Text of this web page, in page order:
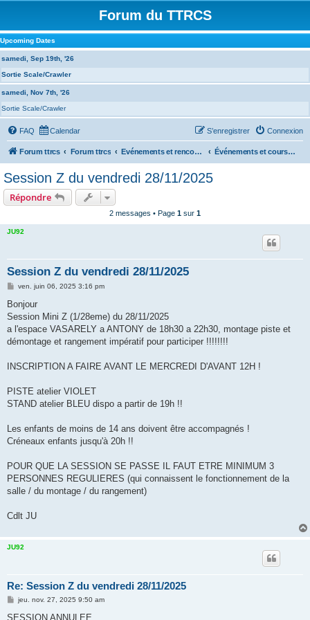
Forum du TTRCS
Upcoming Dates
samedi, Sep 19th, '26
Sortie Scale/Crawler
samedi, Nov 7th, '26
Sortie Scale/Crawler
FAQ Calendar Connexion
S’enregistrer
Forum ttrcs Forum ttrcs Evénements et rencontres Événements et courses à VASARELY
Session Z du vendredi 28/11/2025
Répondre
2 messages • Page 1 sur 1
JU92
Session Z du vendredi 28/11/2025
M
s
a
g
ven. juin 06, 2025 3:16 pm
Bonjour
Session Mini Z (1/28eme) du 28/11/2025
a l'espace VASARELY a ANTONY de 18h30 a 22h30, montage piste et
démontage et rangement impératif pour participer !!!!!!!!
INSCRIPTION A FAIRE AVANT LE MERCREDI D'AVANT 12H !
PISTE atelier VIOLET
STAND atelier BLEU dispo a partir de 19h !!
Les enfants de moins de 14 ans doivent être accompagnés !
Créneaux enfants jusqu'à 20h !!
POUR QUE LA SESSION SE PASSE IL FAUT ETRE MINIMUM 3
PERSONNES REGULIERES (qui connaissent le fonctionnement de la
salle / du montage / du rangement)
Cdlt JU
JU92
Re: Session Z du vendredi 28/11/2025
M
s
jeu. nov. 27, 2025 9:50 am
SESSION ANNULEE